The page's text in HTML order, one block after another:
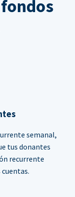
semanal,
tus donantes
recurrente